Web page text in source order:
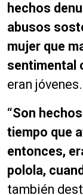
hechos
abusos
mujer que
sentimental
eran jóvenes.
“Son
tiempo que
entonces,
polola,
también